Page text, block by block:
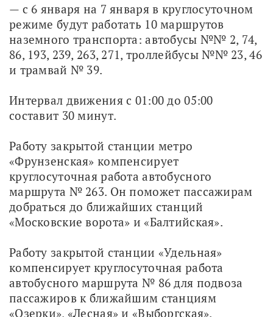
— с 6 января на 7 января в круглосуточном
режиме будут работать 10 маршрутов
наземного транспорта: автобусы №№ 2, 74,
86, 193, 239, 263, 271, троллейбусы №№ 23, 46
и трамвай № 39.
Интервал движения с 01:00 до 05:00
составит 30 минут.
Работу закрытой станции метро
«Фрунзенская» компенсирует
круглосуточная работа автобусного
маршрута № 263. Он поможет пассажирам
добраться до ближайших станций
«Московские ворота» и «Балтийская».
Работу закрытой станции «Удельная»
компенсирует круглосуточная работа
автобусного маршрута № 86 для подвоза
пассажиров к ближайшим станциям
«Озерки», «Лесная» и «Выборгская».